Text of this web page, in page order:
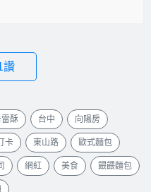
讚
酥 台中 向陽房
卡 東山路 歐式麵包
網紅 美食 餵餵麵包